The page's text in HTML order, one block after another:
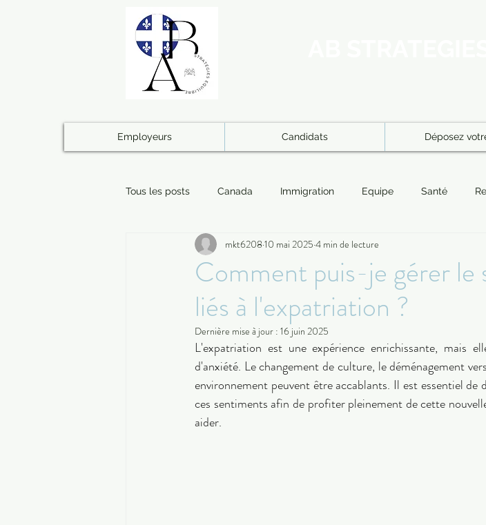
Employeurs Candidats Déposez
Tous les posts Canada Immigration Equipe Santé
Logistique Administratif Recruteurs
Comment puis-je gérer le
liés à l'expatriation ?
mkt620810 mai 2025 4 min de lecture
Dernière mise à jour : 16 juin 2025
L'expatriation est une expérience enrichissante, mais
d'anxiété. Le changement de culture, le déménagement
environnement peuvent être accablants. Il est essentiel de
ces sentiments afin de profiter pleinement de cette
aider.